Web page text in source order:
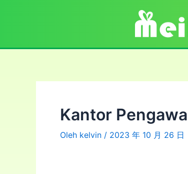
Kantor
Oleh kelvin / 2023 年 10 月 26 日